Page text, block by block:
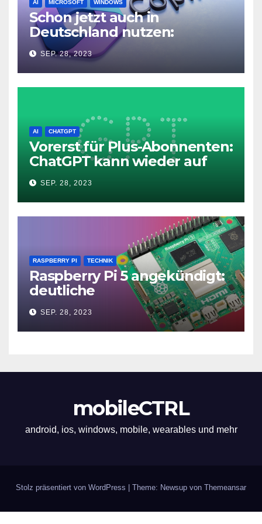
AI MICROSOFT WINDOWS
Schon jetzt auch in
Deutschland nutzen:
Microsoft Copilot in Windows
11 SEP. 28, 2023
AI CHATGPT
Vorerst für Plus-Abonnenten:
ChatGPT kann wieder auf
das Internet zugreifen
SEP. 28, 2023
RASPBERRY PI TECHNIK
Raspberry Pi 5 angekündigt:
deutliche
Leistungssteigerung und bis
zu 2x 4K60
SEP. 28, 2023
mobileCTRL
android, ios, windows, mobile, wearables und mehr
Stolz präsentiert von WordPress Theme: Newsup von Themeansar